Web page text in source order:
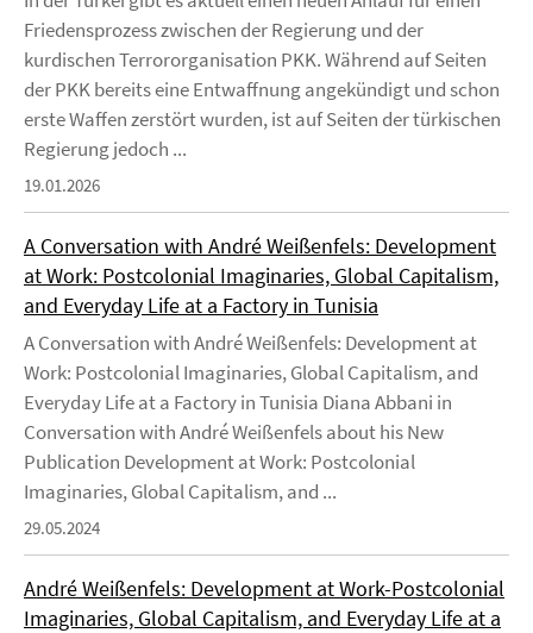
Friedensprozess zwischen der Regierung und der
kurdischen Terrororganisation PKK. Während auf Seiten
der PKK bereits eine Entwaffnung angekündigt und schon
erste Waffen zerstört wurden, ist auf Seiten der türkischen
Regierung jedoch ...
19.01.2026
A Conversation with André Weißenfels: Development
at Work: Postcolonial Imaginaries, Global Capitalism,
and Everyday Life at a Factory in Tunisia
A Conversation with André Weißenfels: Development at
Work: Postcolonial Imaginaries, Global Capitalism, and
Everyday Life at a Factory in Tunisia Diana Abbani in
Conversation with André Weißenfels about his New
Publication Development at Work: Postcolonial
Imaginaries, Global Capitalism, and ...
29.05.2024
André Weißenfels: Development at Work-Postcolonial
Imaginaries, Global Capitalism, and Everyday Life at a